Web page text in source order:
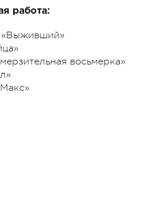
работа:
«Выживший»
восьмерка»